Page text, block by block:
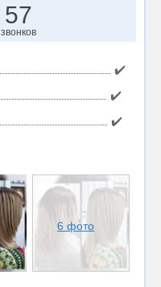
57
звонков
✔️
✔️
✔️
6 фото